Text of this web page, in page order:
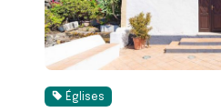
Églises